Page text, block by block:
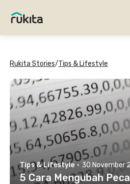
Rukita Stories/Tips & Lifestyle
Tips & Lifestyle · 30 November
5 Cara Mengubah